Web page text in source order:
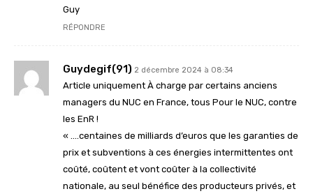
Guy
RÉPONDRE
Guydegif(91) 2 décembre 2024 à 08:34
Article uniquement À charge par certains anciens
managers du NUC en France, tous Pour le NUC, contre
les EnR !
« ….centaines de milliards d’euros que les garanties de
prix et subventions à ces énergies intermittentes ont
coûté, coûtent et vont coûter à la collectivité
nationale, au seul bénéfice des producteurs privés, et